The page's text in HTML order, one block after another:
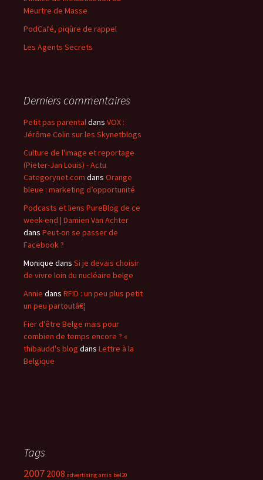
Meurtre de Masse
PodCafé, piqûre de rappel
Les Agents Secrets
Derniers commentaires
Petit pas parentaldans VOX :
Jérôme Colin sur les Skynetblogs
Culture de l'image et reportage
(Pieter-Jan Louis) - Actu
Categorynet.com dans Orange
bleue : marketing d’opportunité
Podcasts et liens PureBlog de ce
week-end | Damien Van Achter
dans Peut-on se passer de
Facebook ?
Monique dans Si je devais choisir
de vivre loin du nucléaire belge
Annie dans RFID : un peu plus petit
un peu partoutâ€¦
Fier d'être Belge mais pour
combien de temps encore ? «
thibaudd's blog dans Lettre à la
Belgique
Tags
2007 2008 advertising amis bel20